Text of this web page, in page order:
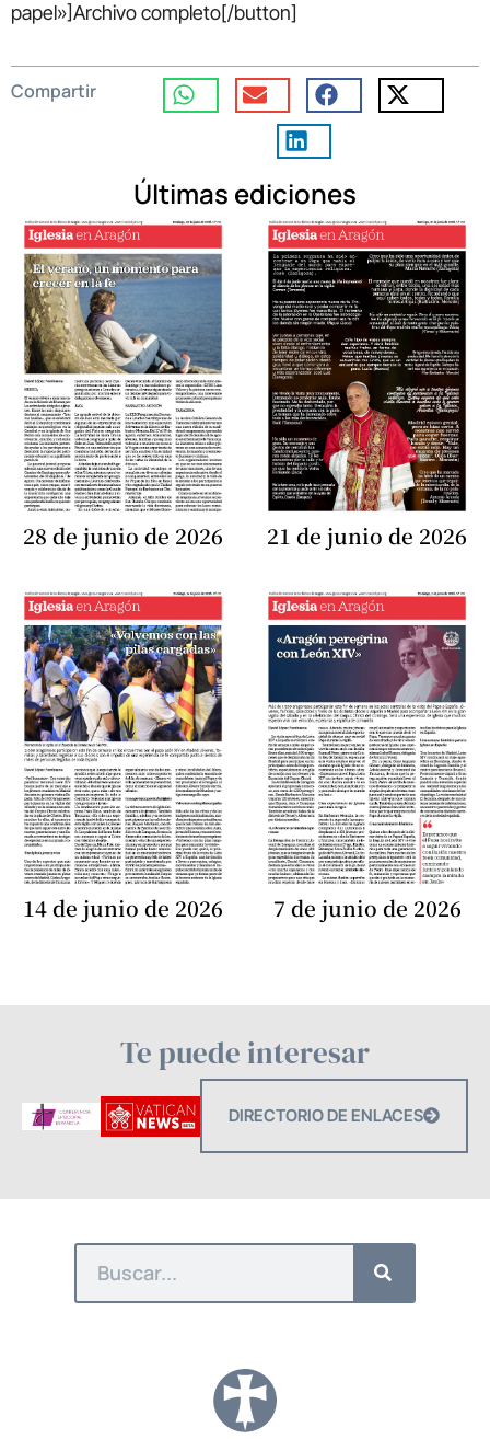
papel»]Archivo completo[/button]
Compartir
Últimas ediciones
28 de junio de 2026 21 de junio de 2026
14 de junio de 2026 7 de junio de 2026
Te puede interesar
DIRECTORIO DE ENLACES